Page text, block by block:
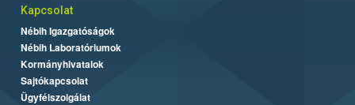
Kapcsolat
Nébih Igazgatóságok
Nébih Laboratóriumok
Kormányhivatalok
Sajtókapcsolat
Ügyfélszolgálat